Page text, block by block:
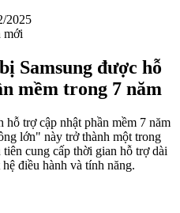
2025
mới
Samsung được hỗ
mềm trong 7 năm
hỗ trợ cập nhật phần mềm 7 năm
lớn" này trở thành một trong
cung cấp thời gian hỗ trợ dài
điều hành và tính năng.